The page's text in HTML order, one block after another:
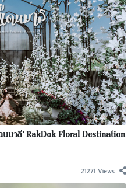
มาลี’ RakDok Floral Destination
21271 Views